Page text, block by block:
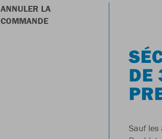
ANNULER LA
COMMANDE
DE
Sauf les